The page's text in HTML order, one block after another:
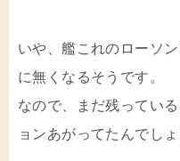
いや、艦これのローソ
に無くなるそうです。
なので、まだ残ってい
ョンあがってたんでし